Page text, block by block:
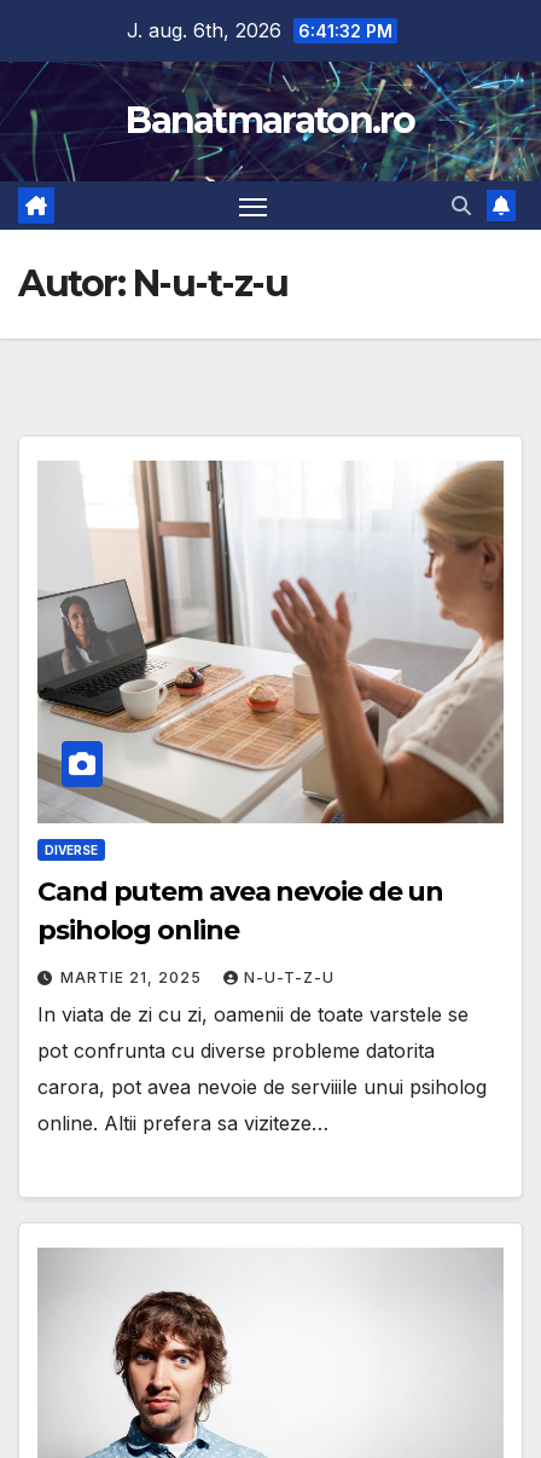
content
J. aug. 6th, 2026 6:41:33 PM
Banatmaraton.ro
Autor: N-u-t-z-u
DIVERSE
Cand putem avea nevoie de un
psiholog online
MARTIE 21, 2025 N-U-T-Z-U
In viata de zi cu zi, oamenii de toate varstele se
pot confrunta cu diverse probleme datorita
carora, pot avea nevoie de serviiile unui psiholog
online. Altii prefera sa viziteze…